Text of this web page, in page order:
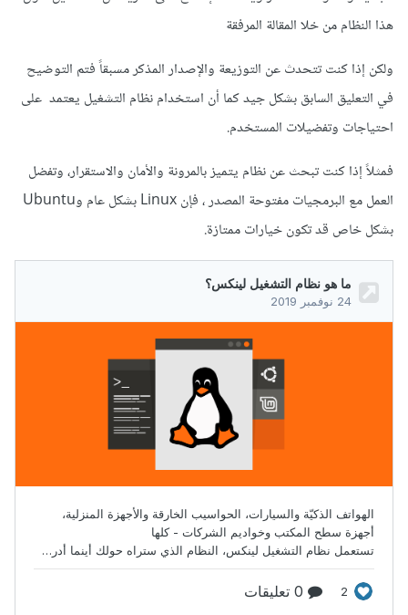
هذا النظام من خلا المقالة المرفقة
ولكن إذا كنت تتحدث عن التوزيعة والإصدار المذكر مسبقاً فتم التوضيح
في التعليق السابق بشكل جيد كما أن استخدام نظام التشغيل يعتمد على
احتياجات وتفضيلات المستخدم.
فمثلاً إذا كنت تبحث عن نظام يتميز بالمرونة والأمان والاستقرار، وتفضل
العمل مع البرمجيات مفتوحة المصدر ، فإن Linux بشكل عام وUbuntu
بشكل خاص قد تكون خيارات ممتازة.